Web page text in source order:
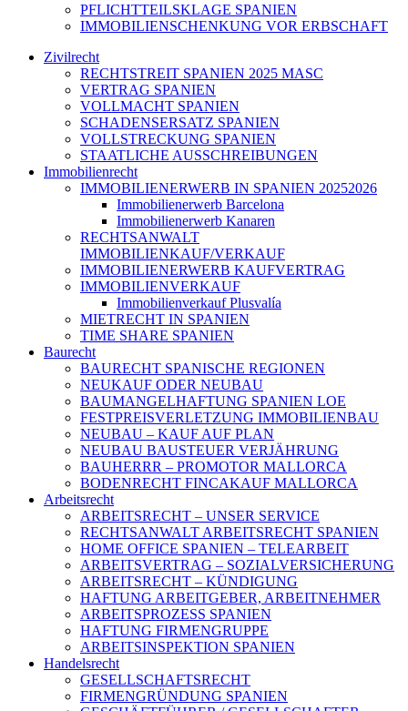
PFLICHTTEILSKLAGE SPANIEN
IMMOBILIENSCHENKUNG VOR ERBSCHAFT
Zivilrecht
RECHTSTREIT SPANIEN 2025 MASC
VERTRAG SPANIEN
VOLLMACHT SPANIEN
SCHADENSERSATZ SPANIEN
VOLLSTRECKUNG SPANIEN
STAATLICHE AUSSCHREIBUNGEN
Immobilienrecht
IMMOBILIENERWERB IN SPANIEN 20252026
Immobilienerwerb Barcelona
Immobilienerwerb Kanaren
RECHTSANWALT
IMMOBILIENKAUF/VERKAUF
IMMOBILIENERWERB KAUFVERTRAG
IMMOBILIENVERKAUF
Immobilienverkauf Plusvalía
MIETRECHT IN SPANIEN
TIME SHARE SPANIEN
Baurecht
BAURECHT SPANISCHE REGIONEN
NEUKAUF ODER NEUBAU
BAUMANGELHAFTUNG SPANIEN LOE
FESTPREISVERLETZUNG IMMOBILIENBAU
NEUBAU – KAUF AUF PLAN
NEUBAU BAUSTEUER VERJÄHRUNG
BAUHERRR – PROMOTOR MALLORCA
BODENRECHT FINCAKAUF MALLORCA
Arbeitsrecht
ARBEITSRECHT – UNSER SERVICE
RECHTSANWALT ARBEITSRECHT SPANIEN
HOME OFFICE SPANIEN – TELEARBEIT
ARBEITSVERTRAG – SOZIALVERSICHERUNG
ARBEITSRECHT – KÜNDIGUNG
HAFTUNG ARBEITGEBER, ARBEITNEHMER
ARBEITSPROZESS SPANIEN
HAFTUNG FIRMENGRUPPE
ARBEITSINSPEKTION SPANIEN
Handelsrecht
GESELLSCHAFTSRECHT
FIRMENGRÜNDUNG SPANIEN